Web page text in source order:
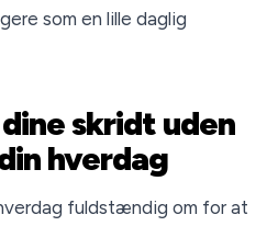
som en lille daglig
skridt uden
hverdag
fuldstændig om for at